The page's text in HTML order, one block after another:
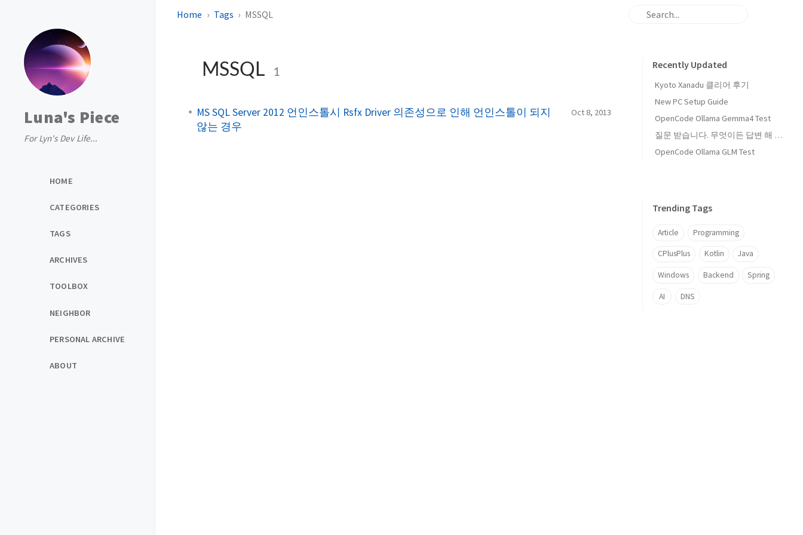
Luna's Piece
For Lyn's Dev Life...
HOME
CATEGORIES
TAGS
ARCHIVES
TOOLBOX
NEIGHBOR
PERSONAL ARCHIVE
ABOUT
Home Tags MSSQL
MSSQL 1
MS SQL Server 2012 언인스톨시 Rsfx Driver 의존성으로 인해 언인스톨이 되지
않는 경우
Oct 8, 2013
Recently Updated
Kyoto Xanadu 클리어 후기
New PC Setup Guide
OpenCode Ollama Gemma4 Test
질문 받습니다. 무엇이든 답변 해 드립니다
OpenCode Ollama GLM Test
Trending Tags
Article Programming
CPlusPlus Kotlin Java
Windows Backend Spring
AI DNS